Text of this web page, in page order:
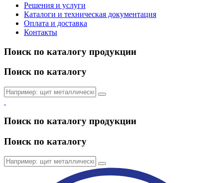
Решения и услуги
Каталоги и техническая документация
Оплата и доставка
Контакты
Поиск по каталогу продукции
Поиск по каталогу
Поиск по каталогу продукции
Поиск по каталогу